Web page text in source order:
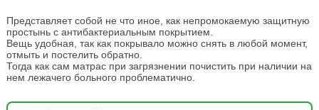
Представляет собой не что иное, как непромокаемую защитную
простынь с антибактериальным покрытием.
Вещь удобная, так как покрывало можно снять в любой момент,
отмыть и постелить обратно.
Тогда как сам матрас при загрязнении почистить при наличии на
нем лежачего больного проблематично.